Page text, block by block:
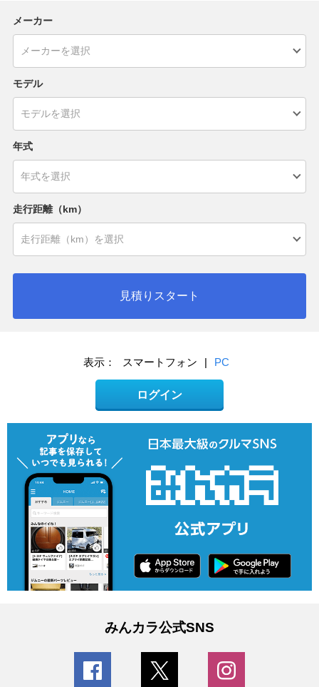
メーカー
モデル
年式
走行距離（km）
見積りスタート
表示： スマートフォン | PC
ログイン
みんカラ公式SNS